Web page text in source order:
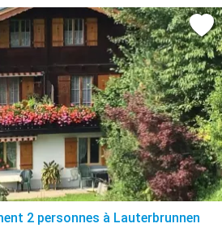
2 personnes à Lauterbrunnen